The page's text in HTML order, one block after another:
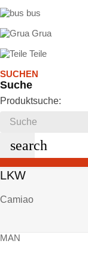
bus
Grua
Teile
SUCHEN
Suche
Produktsuche:
search
LKW
Camiao
MAN